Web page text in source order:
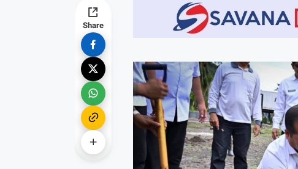
Share